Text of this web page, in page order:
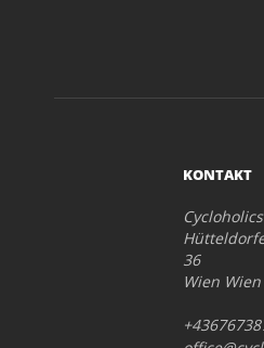
KONTAKT
36
Wien Wien